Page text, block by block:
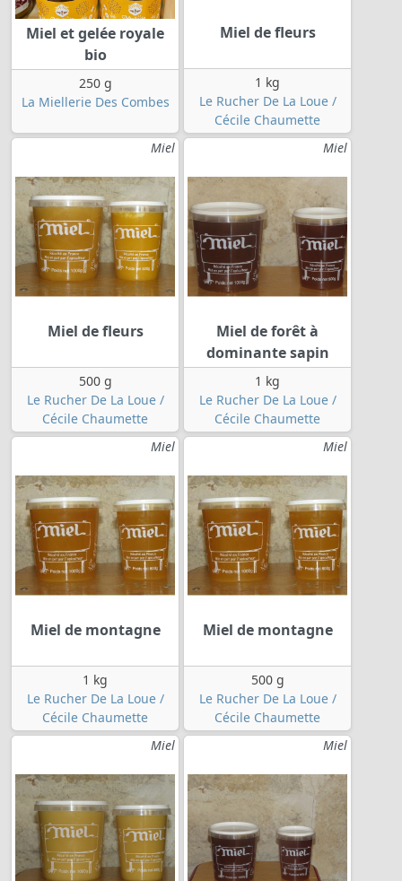
Miel et gelée royale
bio
250 g
La Miellerie Des Combes
Miel de fleurs
1 kg
Le Rucher De La Loue /
Cécile Chaumette
Miel
Miel de fleurs
500 g
Le Rucher De La Loue /
Cécile Chaumette
Miel
Miel de forêt à
dominante sapin
1 kg
Le Rucher De La Loue /
Cécile Chaumette
Miel
Miel de montagne
1 kg
Le Rucher De La Loue /
Cécile Chaumette
Miel
Miel de montagne
500 g
Le Rucher De La Loue /
Cécile Chaumette
Miel
Miel